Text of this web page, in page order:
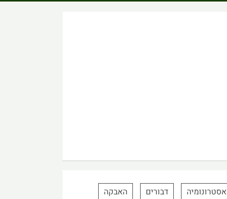
אסטרונומיה דבורים
האבקה